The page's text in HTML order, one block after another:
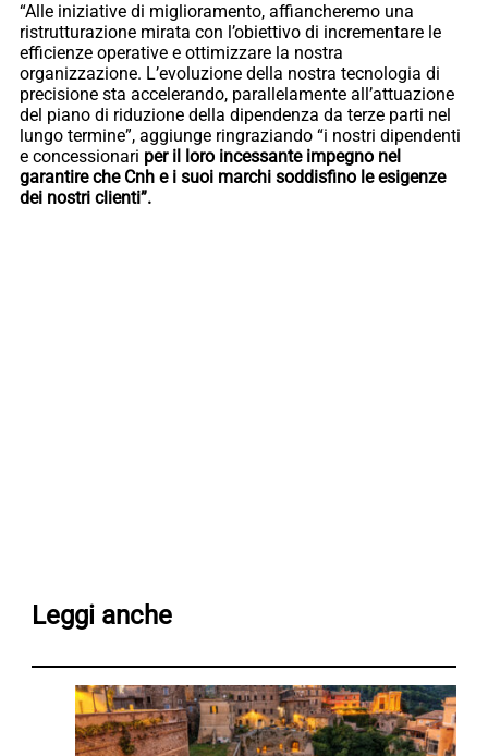
“Alle iniziative di miglioramento, affiancheremo una
ristrutturazione mirata con l’obiettivo di incrementare le
efficienze operative e ottimizzare la nostra
organizzazione. L’evoluzione della nostra tecnologia di
precisione sta accelerando, parallelamente all’attuazione
del piano di riduzione della dipendenza da terze parti nel
lungo termine”, aggiunge ringraziando “i nostri dipendenti
e concessionari per il loro incessante impegno nel
garantire che Cnh e i suoi marchi soddisfino le esigenze
dei nostri clienti”.
Leggi anche